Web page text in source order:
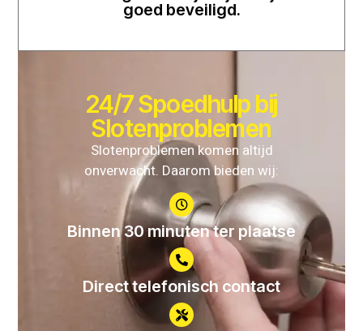
goed beveiligd.
24/7 Spoedhulp bij
Slotenproblemen
Slotenproblemen komen altijd
onverwacht. Daarom bieden wij:
Binnen 30 minuten ter plaatse
Direct telefonisch contact